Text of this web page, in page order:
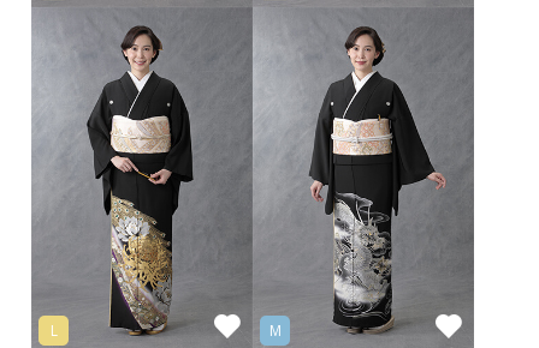
L M